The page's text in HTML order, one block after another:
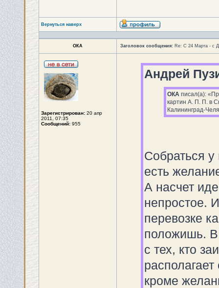
Вернуться наверх
ОКА Заголовок сообщения: Re: С 24 Марта - с
Зарегистрирован: 20 апр
2011, 07:35
Сообщений: 955
Андрей
ОКА писал(а):
картин А. П. П. в
Калининград-
Собраться
есть
А насчет
непростое.
перевозке
положишь. В
с тех, кто
кроме